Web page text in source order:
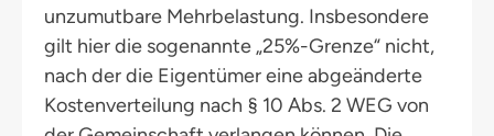
unzumutbare Mehrbelastung. Insbesondere
gilt hier die sogenannte „25%-Grenze“ nicht,
nach der die Eigentümer eine abgeänderte
Kostenverteilung nach § 10 Abs. 2 WEG von